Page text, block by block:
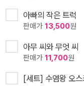
아빠의 작은 트럭
판매가 13,500원
아무 씨와 무엇 씨
판매가 11,700원
[세트] 수염왕 오